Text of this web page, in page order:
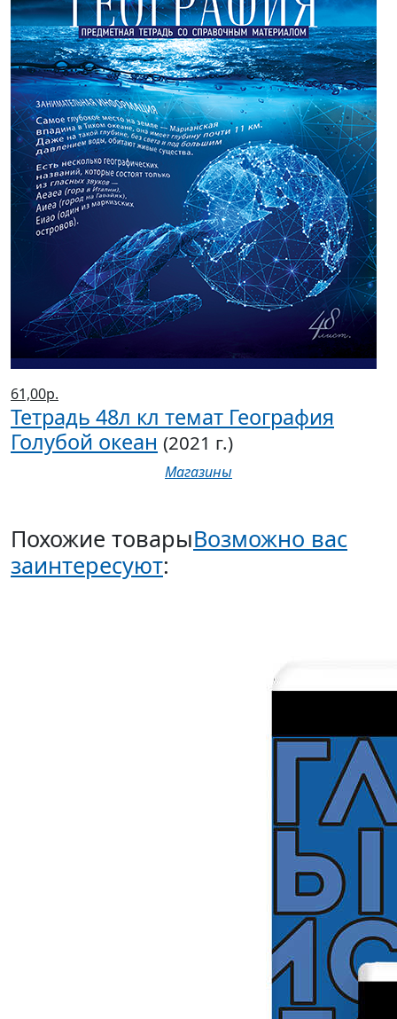
61,00р.
Тетрадь 48л кл темат География
Голубой океан (2021 г.)
Магазины
Похожие товарыВозможно вас
заинтересуют: